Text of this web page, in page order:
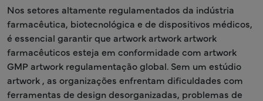
Nos setores altamente regulamentados da indústria
farmacêutica, biotecnológica e de dispositivos médicos,
é essencial garantir que artwork artwork artwork
farmacêuticos esteja em conformidade com artwork
GMP artwork regulamentação global. Sem um estúdio
artwork , as organizações enfrentam dificuldades com
ferramentas de design desorganizadas, problemas de